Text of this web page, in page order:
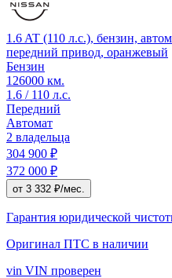
1.6 AT (110 л.с.), бензин,
передний привод, оранжевый
Бензин
126000 км.
1.6 / 110 л.с.
Передний
Автомат
2 владельца
304 900 ₽
372 000 ₽
от 3 332 ₽/мес.
Гарантия юридической
Оригинал ПТС в наличии
vin VIN проверен